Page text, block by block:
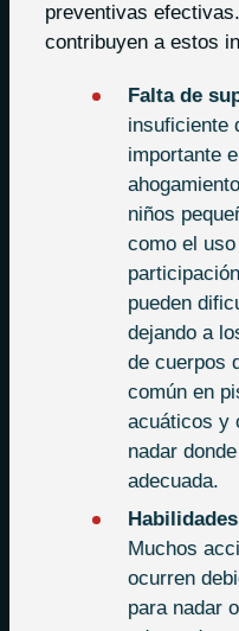
preventivas
contribuyen a estos
Falta de
insuficiente
importante
niños
como el
pueden
dejando a
de cuerpos
común en
acuáticos y
nadar
adecuada.
Muchos
ocurren
para nadar